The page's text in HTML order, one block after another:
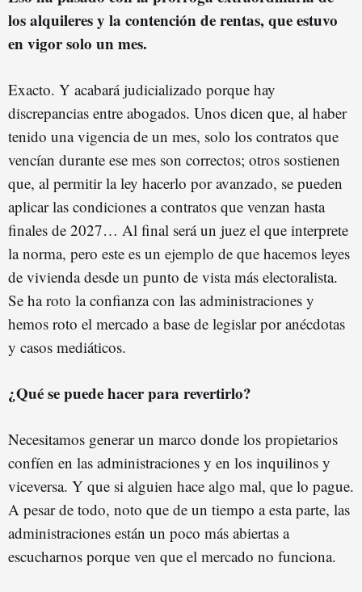
los alquileres y la contención de rentas, que estuvo
en vigor solo un mes.
Exacto. Y acabará judicializado porque hay
discrepancias entre abogados. Unos dicen que, al haber
tenido una vigencia de un mes, solo los contratos que
vencían durante ese mes son correctos; otros sostienen
que, al permitir la ley hacerlo por avanzado, se pueden
aplicar las condiciones a contratos que venzan hasta
finales de 2027… Al final será un juez el que interprete
la norma, pero este es un ejemplo de que hacemos leyes
de vivienda desde un punto de vista más electoralista.
Se ha roto la confianza con las administraciones y
hemos roto el mercado a base de legislar por anécdotas
y casos mediáticos.
¿Qué se puede hacer para revertirlo?
Necesitamos generar un marco donde los propietarios
confíen en las administraciones y en los inquilinos y
viceversa. Y que si alguien hace algo mal, que lo pague.
A pesar de todo, noto que de un tiempo a esta parte, las
administraciones están un poco más abiertas a
escucharnos porque ven que el mercado no funciona.